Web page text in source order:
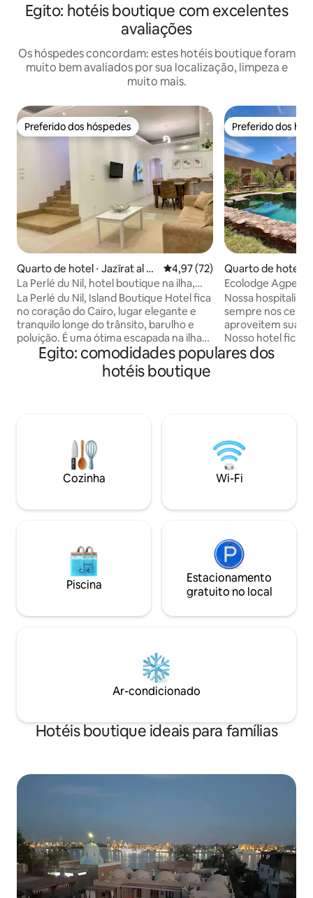
Egito: hotéis boutique com excelentes
avaliações
Os hóspedes concordam: estes hotéis boutique foram
muito bem avaliados por sua localização, limpeza e
muito mais.
Preferido dos hóspedes
Preferido dos hóspedes
Quarto de hotel ⋅ Jazīrat al Q
urşāyah
4,97 de uma avaliação média
4,97 (72)
La Perlé du Nil, hotel boutique na ilha,
quarto 1
La Perlé du Nil, Island Boutique Hotel fica
no coração do Cairo, lugar elegante e
tranquilo longe do trânsito, barulho e
poluição. É uma ótima escapada na ilha
do Nilo. 1 minuto de passeio de barco,
24h disponível Temos 9 quartos. Cada
quarto tem um banheiro privativo e
e amigos com toda a privacidade em
cada quarto. Café da manhã delicioso
está disponível por apenas 5$
(VERIFIQUE AS REGRAS DA CASA)
Preferido dos
Preferido dos
Quarto de hotel ⋅
Ecolodge
Nossa
sempre nos
aproveitem sua
Nosso hotel fica a
centro, tudo o
O café da manhã
Também temos
compartilhada
Estaremos
Egito: comodidades populares dos
hotéis boutique
Cozinha Wi-Fi
Piscina
Estacionamento
gratuito no local
Ar-condicionado
Hotéis boutique ideais para famílias